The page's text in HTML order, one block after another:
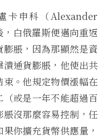
卡申科（Alexander
白俄羅斯便邁向重返
脹，因為那顯然是資
通貨膨脹，他使出共
。他規定物價漲幅在
或是一年不能超過百
沒那麼容易控制，任
你擴充貨幣供應量，